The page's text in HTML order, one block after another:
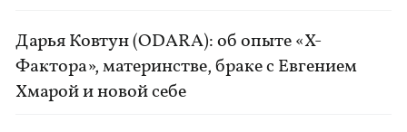
Дарья Ковтун (ODARA): об опыте «Х-
Фактора», материнстве, браке с Евгением
Хмарой и новой себе